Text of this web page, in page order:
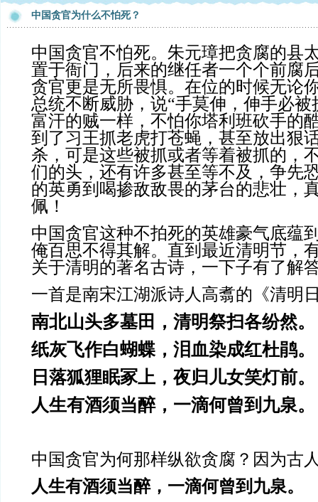
中国贪官为什么不怕死？
中国贪官不怕死。朱元璋把贪腐的县
置于衙门，后来的继任者一个个前腐
贪官更是无所畏惧。在位的时候无论
总统不断威胁，说“手莫伸，伸手必被
富汗的贼一样，不怕你塔利班砍手的
到了习王抓老虎打苍蝇，甚至放出狠
杀，可是这些被抓或者等着被抓的，
们的头，还有许多甚至等不及，争先
的英勇到喝掺敌敌畏的茅台的悲壮，
佩！
中国贪官这种不拍死的英雄豪气底蕴
俺百思不得其解。直到最近清明节，
关于清明的著名古诗，一下子有了解
一首是南宋江湖派诗人高翥的《清明
南北山头多墓田，清明祭扫各纷然。
纸灰飞作白蝴蝶，泪血染成红杜鹃。
日落狐狸眠冢上，夜归儿女笑灯前。
人生有酒须当醉，一滴何曾到九泉。
中国贪官为何那样纵欲贪腐？因为古
人生有酒须当醉，一滴何曾到九泉。